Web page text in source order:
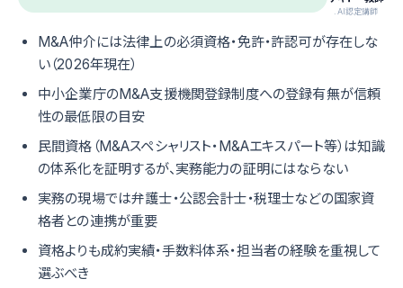
.AI認定講師
M&A仲介には法律上の必須資格・免許・許認可が存在しな
い（2026年現在）
中小企業庁のM&A支援機関登録制度への登録有無が信頼
性の最低限の目安
民間資格（M&Aスペシャリスト・M&Aエキスパート等）は知識
の体系化を証明するが、実務能力の証明にはならない
実務の現場では弁護士・公認会計士・税理士などの国家資
格者との連携が重要
資格よりも成約実績・手数料体系・担当者の経験を重視して
選ぶべき